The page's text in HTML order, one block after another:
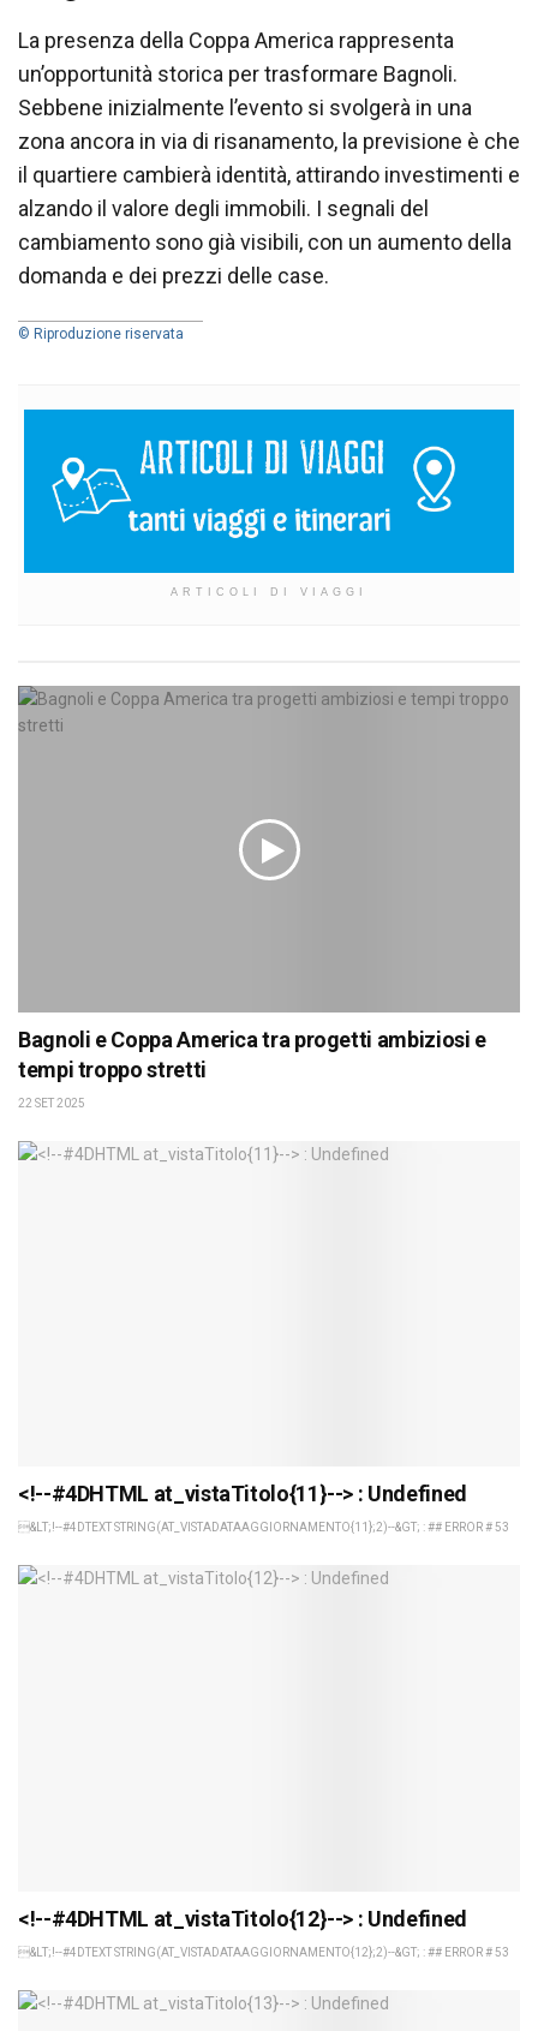
La presenza della Coppa America rappresenta
un’opportunità storica per trasformare Bagnoli.
Sebbene inizialmente l’evento si svolgerà in una
zona ancora in via di risanamento, la previsione è che
il quartiere cambierà identità, attirando investimenti e
alzando il valore degli immobili. I segnali del
cambiamento sono già visibili, con un aumento della
domanda e dei prezzi delle case.
© Riproduzione riservata
ARTICOLI DI VIAGGI
Bagnoli e Coppa America tra progetti ambiziosi e
tempi troppo stretti
22 SET 2025
<!--#4DHTML at_vistaTitolo{11}--> : Undefined
&LT;!--#4DTEXT STRING(AT_VISTADATAAGGIORNAMENTO{11};2)--&GT; : ## ERROR # 53
<!--#4DHTML at_vistaTitolo{12}--> : Undefined
&LT;!--#4DTEXT STRING(AT_VISTADATAAGGIORNAMENTO{12};2)--&GT; : ## ERROR # 53